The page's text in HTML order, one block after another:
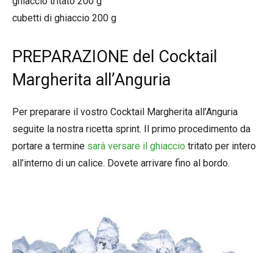
cubetti di ghiaccio 200 g
PREPARAZIONE del Cocktail
Margherita all’Anguria
Per preparare il vostro Cocktail Margherita all’Anguria
seguite la nostra ricetta sprint. Il primo procedimento da
portare a termine sarà versare il ghiaccio tritato per intero
all’interno di un calice. Dovete arrivare fino al bordo.